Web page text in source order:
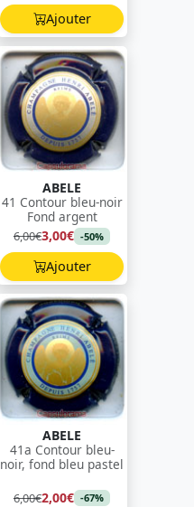
Ajouter
ABELE
41 Contour bleu-noir
Fond argent
6,00€3,00€ -50%
Ajouter
ABELE
41a Contour bleu-
noir, fond bleu pastel
6,00€2,00€ -67%